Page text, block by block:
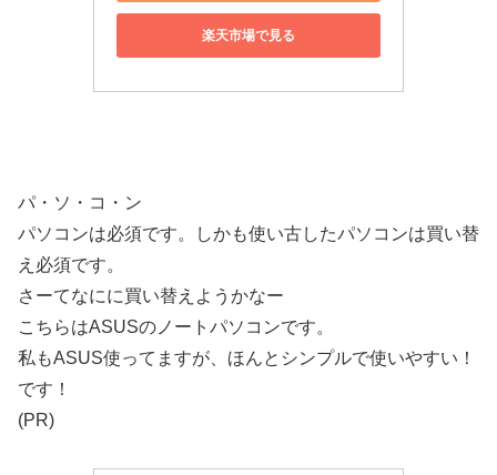
楽天市場で見る
パ・ソ・コ・ン
パソコンは必須です。しかも使い古したパソコンは買い替
え必須です。
さーてなにに買い替えようかなー
こちらはASUSのノートパソコンです。
私もASUS使ってますが、ほんとシンプルで使いやすい！
です！
(PR)